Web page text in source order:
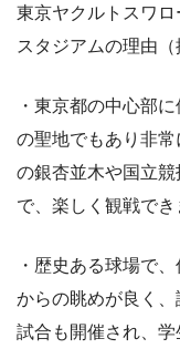
東京ヤクルトスワ
スタジアムの理由（
・東京都の中心部
の聖地でもあり非常
の銀杏並木や国立
で、楽しく観戦でき
・歴史ある球場で
からの眺めが良く
試合も開催され、学